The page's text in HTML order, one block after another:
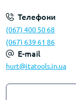
Телефони
(067) 400 50 68
(067) 639 61 86
E-mail
hurt@itatools.in.ua